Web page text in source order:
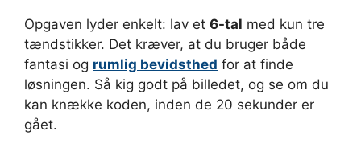
Opgaven lyder enkelt: lav et 6-tal med kun tre
tændstikker. Det kræver, at du bruger både
fantasi og rumlig bevidsthed for at finde
løsningen. Så kig godt på billedet, og se om du
kan knække koden, inden de 20 sekunder er
gået.